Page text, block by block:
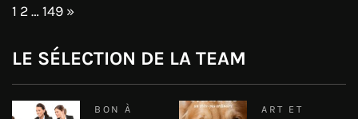
Page:
1 2…149 Next
»
LE SÉLECTION DE LA TEAM
BON À
ART ET